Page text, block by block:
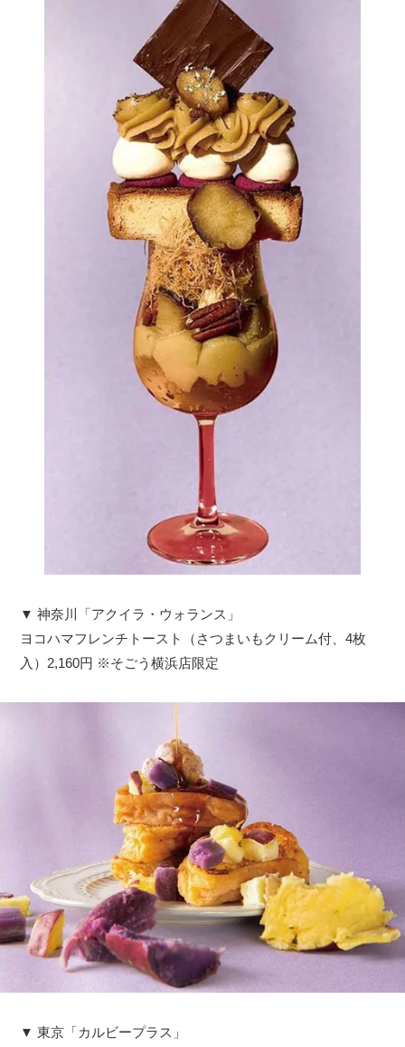
▼ 神奈川「アクイラ・ウォランス」
ヨコハマフレンチトースト（さつまいもクリーム付、4枚
入）2,160円 ※そごう横浜店限定
▼ 東京「カルビープラス」